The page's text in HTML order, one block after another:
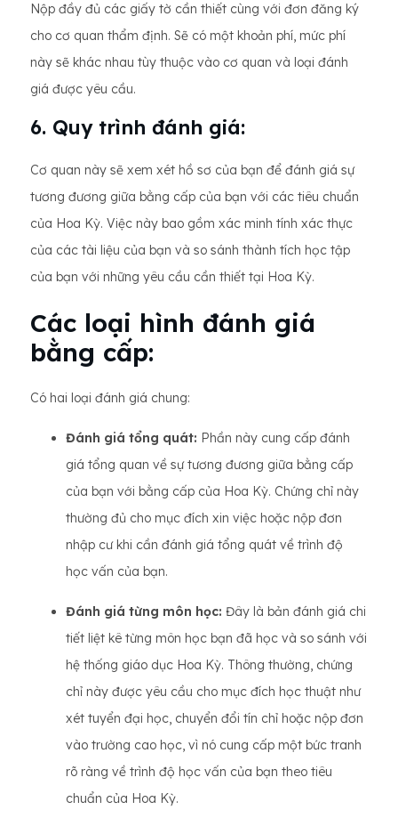
Nộp đầy đủ các giấy tờ cần thiết cùng với đơn đăng ký
cho cơ quan thẩm định. Sẽ có một khoản phí, mức phí
này sẽ khác nhau tùy thuộc vào cơ quan và loại đánh
giá được yêu cầu.
6. Quy trình đánh giá:
Cơ quan này sẽ xem xét hồ sơ của bạn để đánh giá sự
tương đương giữa bằng cấp của bạn với các tiêu chuẩn
của Hoa Kỳ. Việc này bao gồm xác minh tính xác thực
của các tài liệu của bạn và so sánh thành tích học tập
của bạn với những yêu cầu cần thiết tại Hoa Kỳ.
Các loại hình đánh giá
bằng cấp:
Có hai loại đánh giá chung:
Đánh giá tổng quát: Phần này cung cấp đánh
giá tổng quan về sự tương đương giữa bằng cấp
của bạn với bằng cấp của Hoa Kỳ. Chứng chỉ này
thường đủ cho mục đích xin việc hoặc nộp đơn
nhập cư khi cần đánh giá tổng quát về trình độ
học vấn của bạn.
Đánh giá từng môn học: Đây là bản đánh giá chi
tiết liệt kê từng môn học bạn đã học và so sánh với
hệ thống giáo dục Hoa Kỳ. Thông thường, chứng
chỉ này được yêu cầu cho mục đích học thuật như
xét tuyển đại học, chuyển đổi tín chỉ hoặc nộp đơn
vào trường cao học, vì nó cung cấp một bức tranh
rõ ràng về trình độ học vấn của bạn theo tiêu
chuẩn của Hoa Kỳ.